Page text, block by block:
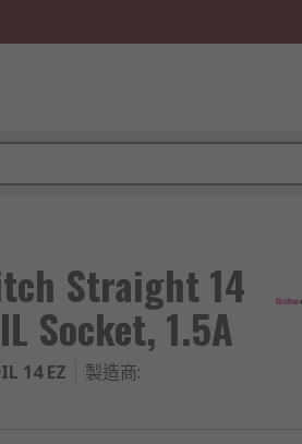
Straight 14
Socket, 1.5A
14 EZ 製造商: